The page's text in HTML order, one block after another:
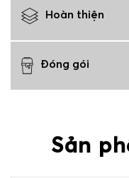
Hoàn thiện
Đóng gói
Sản